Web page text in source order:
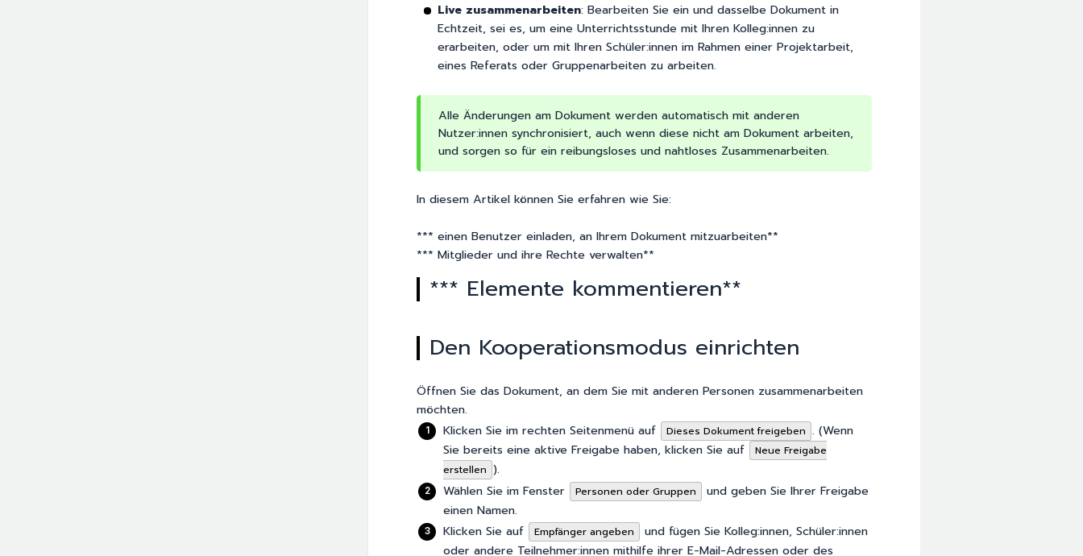
Live zusammenarbeiten: Bearbeiten Sie ein und dasselbe Dokument in
Echtzeit, sei es, um eine Unterrichtsstunde mit Ihren Kolleg:innen zu
erarbeiten, oder um mit Ihren Schüler:innen im Rahmen einer Projektarbeit,
eines Referats oder Gruppenarbeiten zu arbeiten.
Alle Änderungen am Dokument werden automatisch mit anderen
Nutzer:innen synchronisiert, auch wenn diese nicht am Dokument arbeiten,
und sorgen so für ein reibungsloses und nahtloses Zusammenarbeiten.
In diesem Artikel können Sie erfahren wie Sie:
*** einen Benutzer einladen, an Ihrem Dokument mitzuarbeiten**
*** Mitglieder und ihre Rechte verwalten**
*** Elemente kommentieren**
Den Kooperationsmodus einrichten
Öffnen Sie das Dokument, an dem Sie mit anderen Personen zusammenarbeiten
möchten.
Klicken Sie im rechten Seitenmenü auf
Dieses Dokument freigeben . (Wenn
Sie bereits eine aktive Freigabe haben, klicken Sie auf
Neue Freigabe
erstellen ).
Wählen Sie im Fenster
Personen oder Gruppen
und geben Sie Ihrer Freigabe
einen Namen.
Klicken Sie auf
Empfänger angeben
und fügen Sie Kolleg:innen, Schüler:innen
oder andere Teilnehmer:innen mithilfe ihrer E-Mail-Adressen oder des